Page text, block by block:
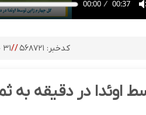
کدخبر: ۵۶۸۷۲۱ //۳۱ خرداد ۱۴۰۵
اوئدا در دقیقه به